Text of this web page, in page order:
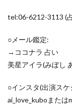
tel:06-6212-3113 (
○メール鑑定:
→ココナラ 占い
美星アイラ(みぼし
○インスタ(出演ス
ai_love_kuboまたは